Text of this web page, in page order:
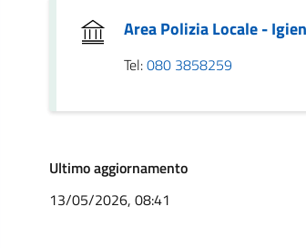
Area Polizia Locale -
Tel:080 3858259
Ultimo aggiornamento
13/05/2026, 08:41